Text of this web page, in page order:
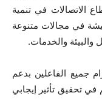
الاتصالات في تنمية
في مجالات متنوعة
والبيئة والخدمات.
جميع الفاعلين بدعم
في تحقيق تأثير إيجابي